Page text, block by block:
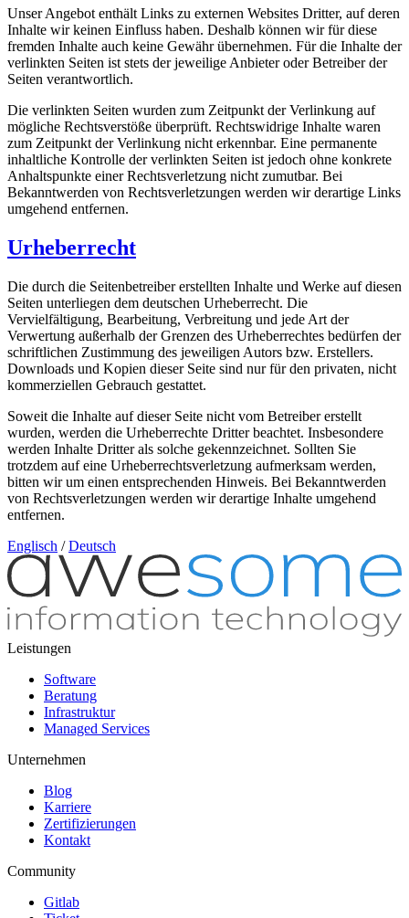
Unser Angebot enthält Links zu externen Websites Dritter, auf deren
Inhalte wir keinen Einfluss haben. Deshalb können wir für diese
fremden Inhalte auch keine Gewähr übernehmen. Für die Inhalte der
verlinkten Seiten ist stets der jeweilige Anbieter oder Betreiber der
Seiten verantwortlich.
Die verlinkten Seiten wurden zum Zeitpunkt der Verlinkung auf
mögliche Rechtsverstöße überprüft. Rechtswidrige Inhalte waren
zum Zeitpunkt der Verlinkung nicht erkennbar. Eine permanente
inhaltliche Kontrolle der verlinkten Seiten ist jedoch ohne konkrete
Anhaltspunkte einer Rechtsverletzung nicht zumutbar. Bei
Bekanntwerden von Rechtsverletzungen werden wir derartige Links
umgehend entfernen.
Urheberrecht
Die durch die Seitenbetreiber erstellten Inhalte und Werke auf diesen
Seiten unterliegen dem deutschen Urheberrecht. Die
Vervielfältigung, Bearbeitung, Verbreitung und jede Art der
Verwertung außerhalb der Grenzen des Urheberrechtes bedürfen der
schriftlichen Zustimmung des jeweiligen Autors bzw. Erstellers.
Downloads und Kopien dieser Seite sind nur für den privaten, nicht
kommerziellen Gebrauch gestattet.
Soweit die Inhalte auf dieser Seite nicht vom Betreiber erstellt
wurden, werden die Urheberrechte Dritter beachtet. Insbesondere
werden Inhalte Dritter als solche gekennzeichnet. Sollten Sie
trotzdem auf eine Urheberrechtsverletzung aufmerksam werden,
bitten wir um einen entsprechenden Hinweis. Bei Bekanntwerden
von Rechtsverletzungen werden wir derartige Inhalte umgehend
entfernen.
Englisch /Deutsch
Leistungen
Software
Beratung
Infrastruktur
Managed Services
Unternehmen
Blog
Karriere
Zertifizierungen
Kontakt
Community
Gitlab